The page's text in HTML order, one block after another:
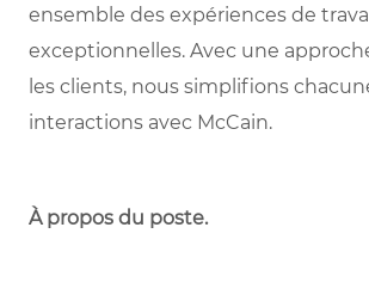
ensemble des expériences de
exceptionnelles. Avec une
les clients, nous simplifions
interactions avec McCain.
À propos du poste.